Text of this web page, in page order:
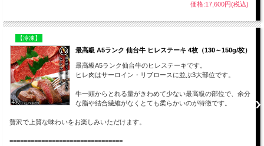
価格:17,600円(税込)
【冷凍】
最高級 A5ランク 仙台牛 ヒレステーキ 4枚（130～150g/枚）
最高級A5ランク仙台牛のヒレステーキです。
ヒレ肉はサーロイン・リブロースに並ぶ3大部位です。
牛一頭からとれる量がきわめて少ない最高級の部位で、余分
な脂や結合繊維がなくとても柔らかいのが特徴です。
贅沢で上質な味わいをお楽しみいただけます。
================================